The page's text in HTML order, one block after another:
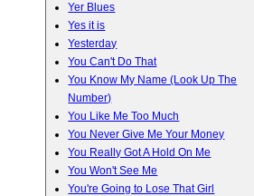
Yer Blues
Yes it is
Yesterday
You Can't Do That
You Know My Name (Look Up The
Number)
You Like Me Too Much
You Never Give Me Your Money
You Really Got A Hold On Me
You Won't See Me
You're Going to Lose That Girl